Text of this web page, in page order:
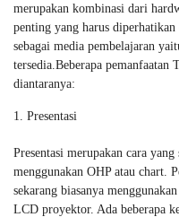
merupakan kombinasi dari
penting yang harus
sebagai media pembelajaran
tersedia.Beberapa pemanfaatan
diantaranya:
Presentasi
Presentasi merupakan cara
menggunakan OHP atau chart.
sekarang biasanya
LCD proyektor. Ada beberapa